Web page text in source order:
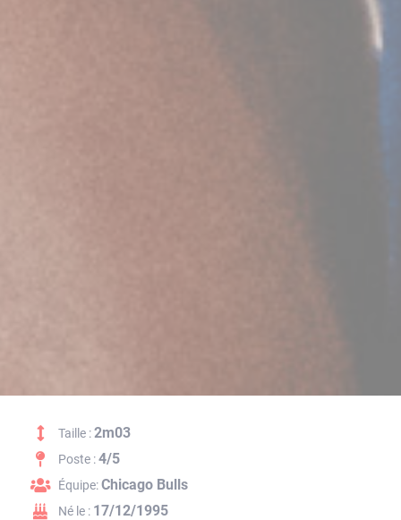
Taille :2m03
Poste :4/5
Équipe:Chicago Bulls
Né le : 17/12/1995